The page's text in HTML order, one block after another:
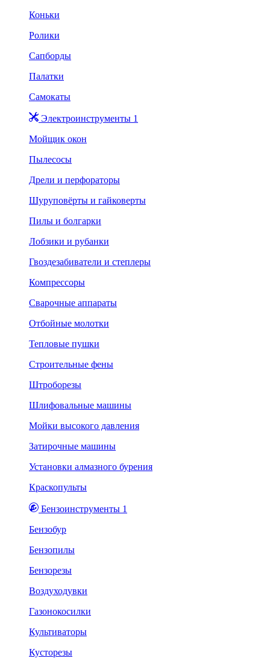
Коньки
Ролики
Сапборды
Палатки
Самокаты
Электроинструменты 1
Мойщик окон
Пылесосы
Дрели и перфораторы
Шуруповёрты и гайковерты
Пилы и болгарки
Лобзики и рубанки
Гвоздезабиватели и степлеры
Компрессоры
Сварочные аппараты
Отбойные молотки
Тепловые пушки
Строительные фены
Штроборезы
Шлифовальные машины
Мойки высокого давления
Затирочные машины
Установки алмазного бурения
Краскопульты
Бензоинструменты 1
Бензобур
Бензопилы
Бензорезы
Воздуходувки
Газонокосилки
Культиваторы
Кусторезы